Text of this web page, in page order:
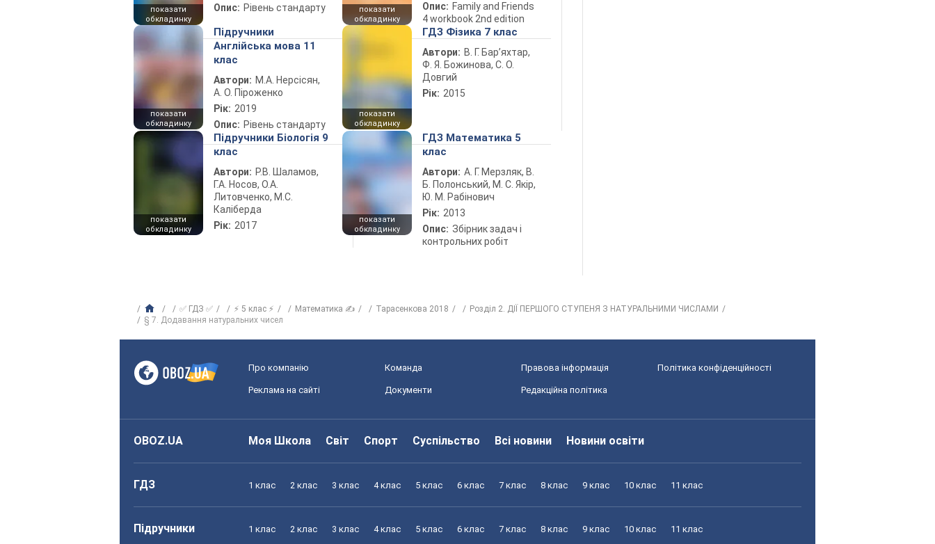
показати
обкладинку
Опис: Рівень стандарту
показати
обкладинку
Опис: Family and Friends
4 workbook 2nd edition
показати
обкладинку
Підручники
Англійська мова 11
клас
Автори: М.А. Нерсісян,
А. О. Піроженко
Рік: 2019
Опис: Рівень стандарту
показати
обкладинку
ГДЗ Фізика 7 клас
Автори: В. Г. Бар’яхтар,
Ф. Я. Божинова, С. О.
Довгий
Рік: 2015
показати
обкладинку
Підручники Біологія 9
клас
Автори: Р.В. Шаламов,
Г.А. Носов, О.А.
Литовченко, М.С.
Каліберда
Рік: 2017
показати
обкладинку
ГДЗ Математика 5
клас
Автори: А. Г. Мерзляк, В.
Б. Полонський, М. С. Якір,
Ю. М. Рабінович
Рік: 2013
Опис: Збірник задач і
контрольних робіт
✅ ГДЗ ✅ ⚡ 5 клас ⚡ Математика ✍ Тарасенкова 2018
Розділ 2. ДІЇ ПЕРШОГО СТУПЕНЯ З НАТУРАЛЬНИМИ ЧИСЛАМИ
§ 7. Додавання натуральних чисел
Про компанію Команда Правова інформація Політика конфіденційності
Реклама на сайті Документи Редакційна політика
OBOZ.UA Моя Школа Світ Спорт Суспільство Всі новини Новини освіти
ГДЗ 1 клас 2 клас 3 клас 4 клас 5 клас 6 клас 7 клас 8 клас 9 клас 10 клас 11 клас
Підручники 1 клас 2 клас 3 клас 4 клас 5 клас 6 клас 7 клас 8 клас 9 клас 10 клас 11 клас